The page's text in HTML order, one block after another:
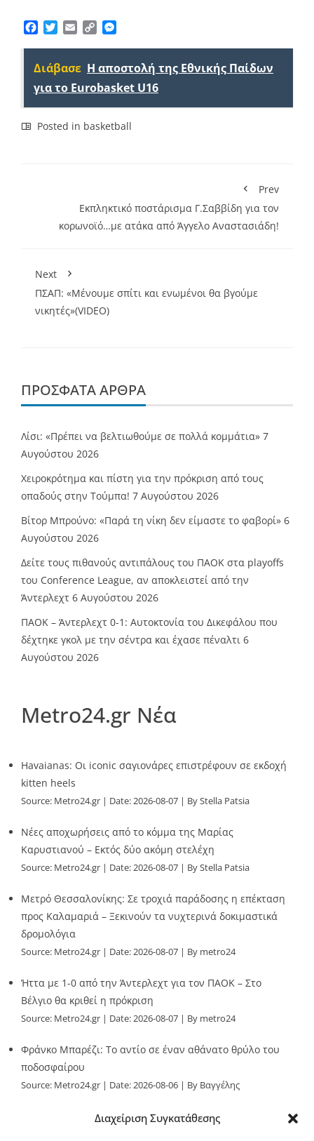
Διαχείριση Συγκατάθεσης
Facebook
TwitterEmailCopy
Διάβασε Η αποστολή της Εθνικής Παίδων
για το Eurobasket U16
Posted in basketball
Prev
Εκπληκτικό ποστάρισμα Γ.Σαββίδη για τον
κορωνοϊό…με ατάκα από Άγγελο Αναστασιάδη!
Next
ΠΣΑΠ: «Μένουμε σπίτι και ενωμένοι θα βγούμε
νικητές»(VIDEO)
ΠΡΌΣΦΑΤΑ ΆΡΘΡΑ
Λίσι: «Πρέπει να βελτιωθούμε σε πολλά κομμάτια» 7
Αυγούστου 2026
Χειροκρότημα και πίστη για την πρόκριση από τους
οπαδούς στην Τούμπα! 7 Αυγούστου 2026
Βίτορ Μπρούνο: «Παρά τη νίκη δεν είμαστε το φαβορί» 6
Αυγούστου 2026
Δείτε τους πιθανούς αντιπάλους του ΠΑΟΚ στα playoffs
του Conference League, αν αποκλειστεί από την
Άντερλεχτ 6 Αυγούστου 2026
ΠΑΟΚ – Άντερλεχτ 0-1: Αυτοκτονία του Δικεφάλου που
δέχτηκε γκολ με την σέντρα και έχασε πέναλτι 6
Αυγούστου 2026
Metro24.gr Νέα
Havaianas: Οι iconic σαγιονάρες επιστρέφουν σε εκδοχή
kitten heels
Source: Metro24.gr Date: 2026-08-07 By Stella Patsia
Νέες αποχωρήσεις από το κόμμα της Μαρίας
Καρυστιανού – Εκτός δύο ακόμη στελέχη
Source: Metro24.gr Date: 2026-08-07 By Stella Patsia
Μετρό Θεσσαλονίκης: Σε τροχιά παράδοσης η επέκταση
προς Καλαμαριά – Ξεκινούν τα νυχτερινά δοκιμαστικά
δρομολόγια
Source: Metro24.gr Date: 2026-08-07 By metro24
Ήττα με 1-0 από την Άντερλεχτ για τον ΠΑΟΚ – Στο
Βέλγιο θα κριθεί η πρόκριση
Source: Metro24.gr Date: 2026-08-07 By metro24
Φράνκο Μπαρέζι: Το αντίο σε έναν αθάνατο θρύλο του
ποδοσφαίρου
Source: Metro24.gr Date: 2026-08-06
By Βαγγέλης